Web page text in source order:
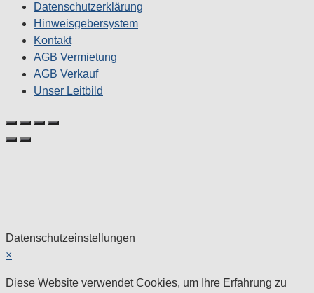
Datenschutzerklärung
Hinweisgebersystem
Kontakt
AGB Vermietung
AGB Verkauf
Unser Leitbild
Datenschutzeinstellungen
×
Diese Website verwendet Cookies, um Ihre Erfahrung zu